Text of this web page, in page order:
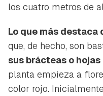
los cuatro metros de
Lo que más destaca
que, de hecho, son
sus brácteas o hojas
planta empieza a
color rojo.